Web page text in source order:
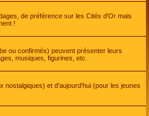
de préférence sur les Cités d'Or mais
!
ou confirmés) peuvent présenter leurs
musiques, figurines, etc.
nostalgiques) et d'aujourd'hui (pour les jeunes